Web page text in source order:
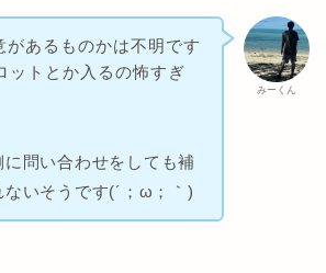
みーくん
があるものかは不明です
ットとか入るの怖すぎ
問い合わせをしても補
いそうです(´；ω；｀)